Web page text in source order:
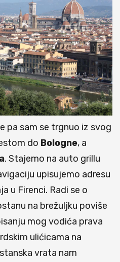
pa sam se trgnuo iz svog
do Bologne, a
. Stajemo na auto grillu
upisujemo adresu
u Firenci. Radi se o
na brežuljku poviše
mog vodića prava
ulićicama na
vrata nam